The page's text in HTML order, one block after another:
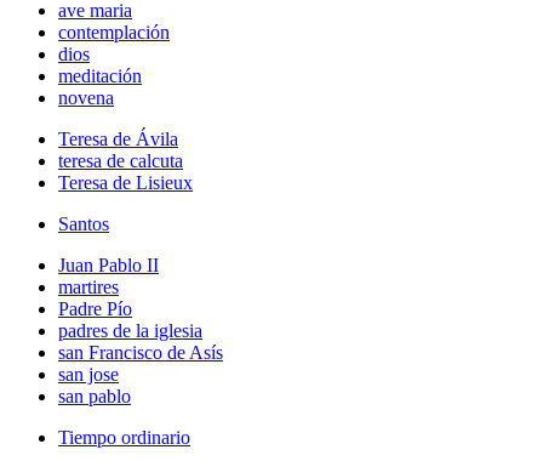
ave maria
contemplación
dios
meditación
novena
Teresa de Ávila
teresa de calcuta
Teresa de Lisieux
Santos
Juan Pablo II
martires
Padre Pío
padres de la iglesia
san Francisco de Asís
san jose
san pablo
Tiempo ordinario